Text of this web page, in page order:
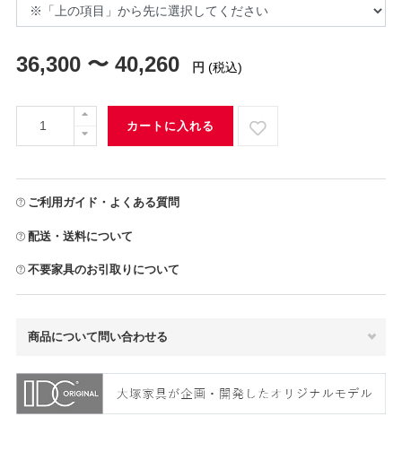
36,300 〜 40,260 円 (税込)
カートに入れる
ご利用ガイド・よくある質問
配送・送料について
不要家具のお引取りについて
商品について問い合わせる